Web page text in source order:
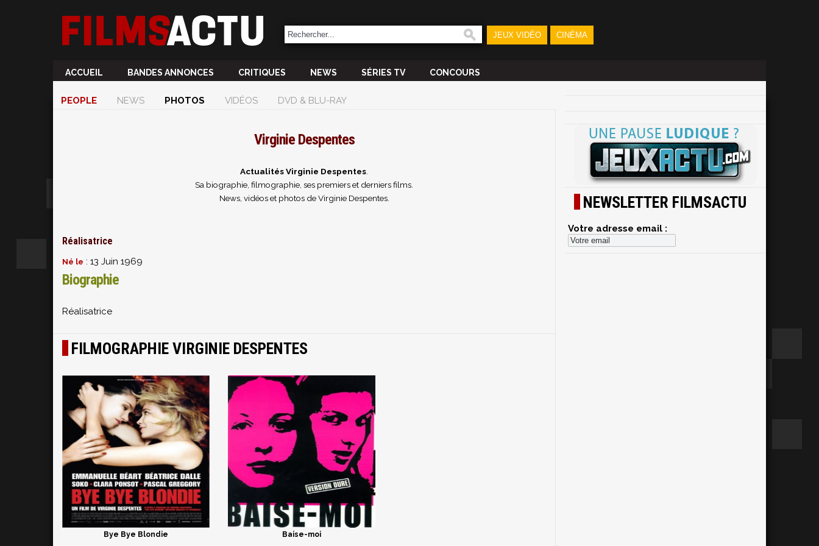
JEUX VIDÉO CINÉMA
ACCUEIL BANDES ANNONCES CRITIQUES NEWS SÉRIES TV CONCOURS
PEOPLE NEWS PHOTOS VIDÉOS DVD & BLU-RAY
Virginie Despentes
Actualités Virginie Despentes
Sa biographie, filmographie, ses premiers et derniers films.
News, vidéos et photos de Virginie Despentes.
Réalisatrice
Né le : 13 Juin 1969
Biographie
Réalisatrice
FILMOGRAPHIE VIRGINIE DESPENTES
Bye Bye Blondie Baise-moi
NEWSLETTER FILMSACTU
Votre adresse email :